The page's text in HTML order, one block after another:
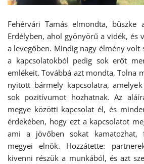
Fehérvári Tamás elmondta,
Erdélyben, ahol gyönyörű a vidék, és
a levegőben. Mindig nagy élmény volt
a kapcsolatokból pedig sok erőt
emlékeit. Továbbá azt mondta, Tolna
nyitott bármely kapcsolatra,
sok pozitívumot hozhatnak. Az
megye közötti kapcsolat él, és
érdekében, hogy ezt a kapcsolatot
ami a jövőben sokat kamatozhat,
megyei elnök. Hozzátette:
kivenni részük a munkából, és azt